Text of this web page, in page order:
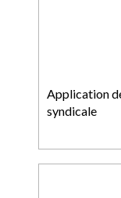
Application
syndicale